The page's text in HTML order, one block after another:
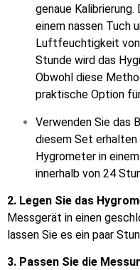
genaue
einem nassen Tuch
Luftfeuchtigkeit von
Stunde wird das
Obwohl diese
praktische Option
Verwenden Sie das
diesem Set erhalten
Hygrometer in
innerhalb von 24
2. Legen Sie das
Messgerät in einen
lassen Sie es ein paar
3. Passen Sie die